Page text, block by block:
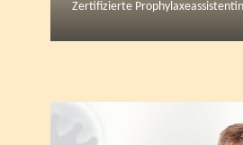
Zertifizierte Prophylaxeassistentin